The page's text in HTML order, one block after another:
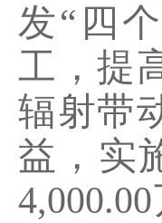
发“ 四
工，提
辐射带
益，实
4,000.00